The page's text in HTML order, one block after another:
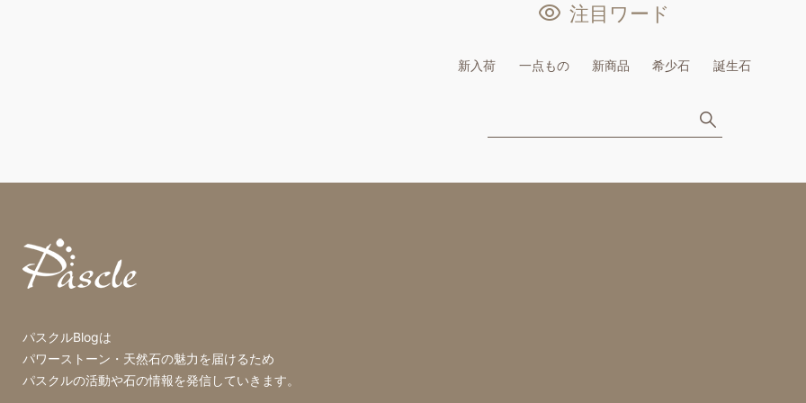
注目ワード
新入荷 一点もの 新商品 希少石 誕生石
パスクルBlogは
パワーストーン・天然石の魅力を届けるため
パスクルの活動や石の情報を発信していきます。